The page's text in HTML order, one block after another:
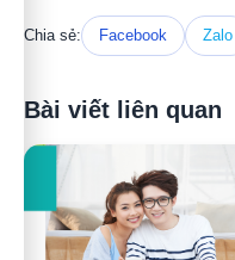
Chia sẻ: Facebook Zalo
Bài viết liên quan